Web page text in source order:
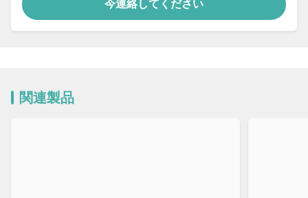
今連絡してください
関連製品